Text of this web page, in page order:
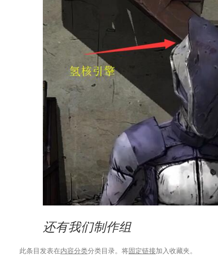
还有我们制作组
此条目发表在内容分类分类目录。将固定链接加入收藏夹。